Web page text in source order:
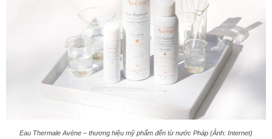
Eau Thermale Avène – thương hiệu mỹ phẩm đến từ nước Pháp (Ảnh: Internet)